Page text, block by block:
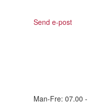
Send e-post
Man-Fre: 07.00 -